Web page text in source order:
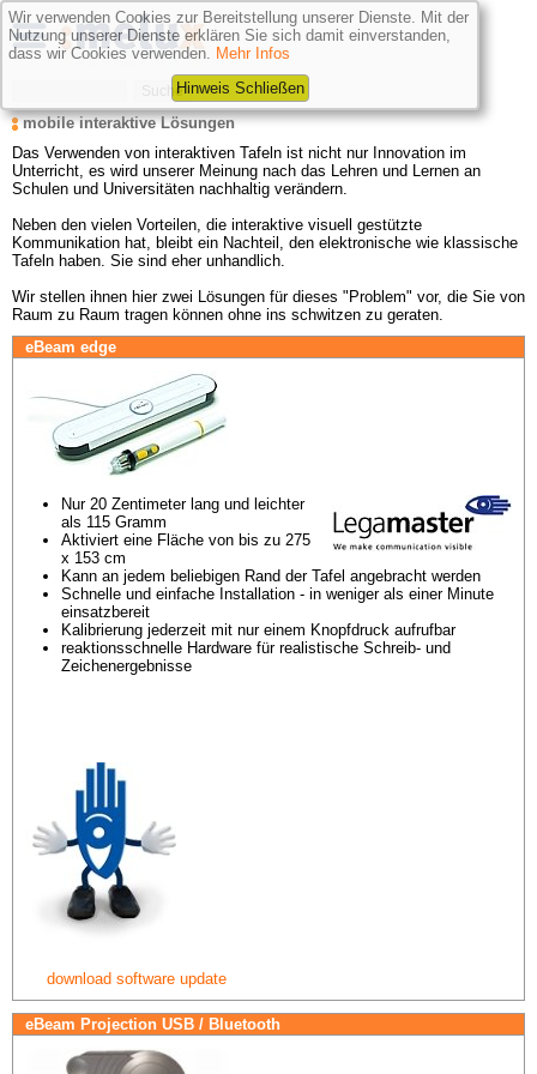
mobile interaktive Lösungen
Das Verwenden von interaktiven Tafeln ist nicht nur Innovation im
Unterricht, es wird unserer Meinung nach das Lehren und Lernen an
Schulen und Universitäten nachhaltig verändern.
Neben den vielen Vorteilen, die interaktive visuell gestützte
Kommunikation hat, bleibt ein Nachteil, den elektronische wie klassische
Tafeln haben. Sie sind eher unhandlich.
Wir stellen ihnen hier zwei Lösungen für dieses "Problem" vor, die Sie von
Raum zu Raum tragen können ohne ins schwitzen zu geraten.
eBeam edge
Nur 20 Zentimeter lang und leichter
als 115 Gramm
Aktiviert eine Fläche von bis zu 275
x 153 cm
Kann an jedem beliebigen Rand der Tafel angebracht werden
Schnelle und einfache Installation - in weniger als einer Minute
einsatzbereit
Kalibrierung jederzeit mit nur einem Knopfdruck aufrufbar
reaktionsschnelle Hardware für realistische Schreib- und
Zeichenergebnisse
download software update
eBeam Projection USB / Bluetooth
Wir verwenden Cookies zur Bereitstellung unserer Dienste. Mit der
Nutzung unserer Dienste erklären Sie sich damit einverstanden,
dass wir Cookies verwenden. Mehr Infos
Hinweis Schließen